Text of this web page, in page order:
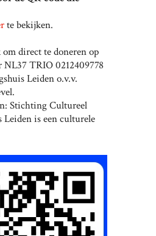
te bekijken.
direct te doneren op
TRIO 0212409778
Leiden o.v.v.
Stichting Cultureel
is een culturele